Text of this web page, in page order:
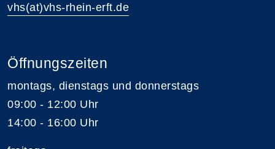
vhs(at)vhs-rhein-erft.de
Öffnungszeiten
montags, dienstags und donnerstags
09:00 - 12:00 Uhr
14:00 - 16:00 Uhr